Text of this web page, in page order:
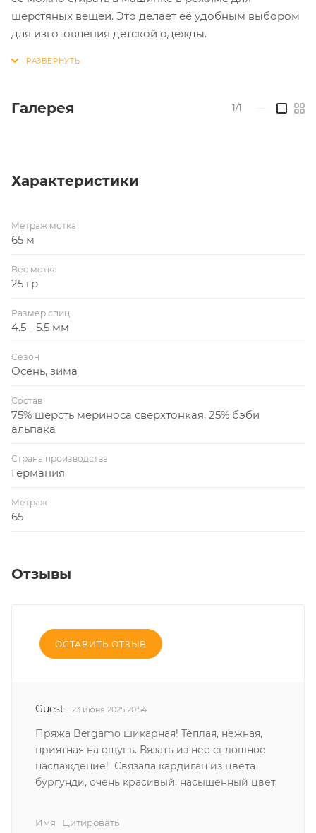
шерстяных вещей. Это делает её удобным выбором
для изготовления детской одежды.
Галерея 1/1
Характеристики
Метраж мотка
65 м
Вес мотка
25 гр
Размер спиц
4.5 - 5.5 мм
Сезон
Осень, зима
Состав
75% шерсть мериноса сверхтонкая, 25% бэби
альпака
Страна производства
Германия
Метраж
65
Отзывы
ОСТАВИТЬ ОТЗЫВ
Guest 23 июня 2025 20:54
Пряжа Bergamo шикарная! Тёплая, нежная,
приятная на ощупь. Вязать из нее сплошное
наслаждение! Связала кардиган из цвета
бургунди, очень красивый, насыщенный цвет.
Имя Цитировать